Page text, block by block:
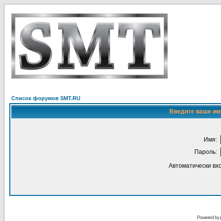
Список форумов SMT.RU
Введите ваше
Имя:
Пароль:
Автоматически
Powered by